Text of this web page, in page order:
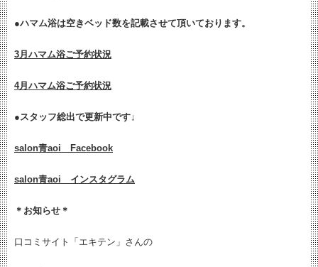
●ハマム浴は空きベッド数を記載させて頂いております。
3月ハマム浴ご予約状況
4月ハマム浴ご予約状況
●スタッフ総出で更新中です↓
salon青aoi Facebook
salon青aoi インスタグラム
＊お知らせ＊
口コミサイト「エキテン」さんの